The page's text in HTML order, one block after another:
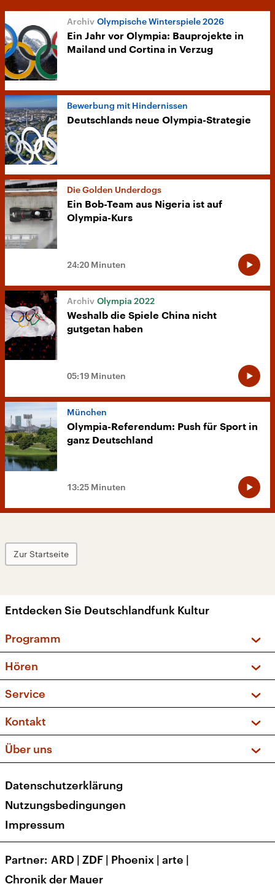
Olympische Winterspiele 2026
Ein Jahr vor Olympia: Bauprojekte in
Mailand und Cortina in Verzug
Bewerbung mit Hindernissen
Deutschlands neue Olympia-Strategie
Die Golden Underdogs
Ein Bob-Team aus Nigeria ist auf
Olympia-Kurs
24:20 Minuten
Olympia 2022
Weshalb die Spiele China nicht
gutgetan haben
05:19 Minuten
München
Olympia-Referendum: Push für Sport in
ganz Deutschland
13:25 Minuten
Zur Startseite
Entdecken Sie Deutschlandfunk Kultur
Programm
Sendungen und Podcasts
Musikliste
Kakadu – Das Kinderprogramm
Hören
Frequenzen (UKW + DAB+)
Service
FAQ
Apps
Newsletter
Kontakt
Social Media
Über uns
Presse
Karriere
Transparenz
Datenschutzerklärung
Nutzungsbedingungen
Impressum
Partner ARD | ZDF | Phoenix | arte |
Chronik der Mauer